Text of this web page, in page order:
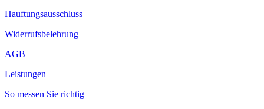
Hauftungsausschluss
Widerrufsbelehrung
AGB
Leistungen
So messen Sie richtig